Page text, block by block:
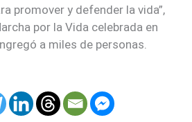
promover y defender la vida”,
por la Vida celebrada en
a miles de personas.